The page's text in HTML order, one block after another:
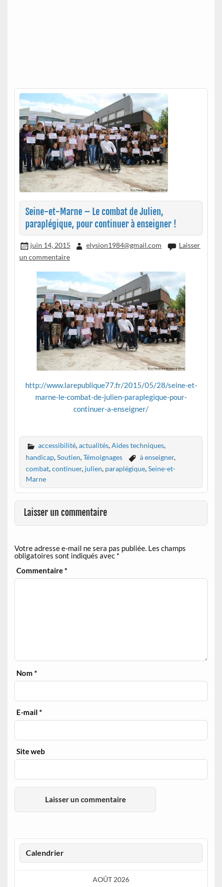
Seine-et-Marne – Le combat de Julien,
paraplégique, pour continuer à enseigner !
juin 14, 2015 elysion1984@gmail.com
Laisser
un commentaire
http://www.larepublique77.fr/2015/05/28/seine-et-
marne-le-combat-de-julien-paraplegique-pour-
continuer-a-enseigner/
accessibilité,actualités,Aides techniques,
handicap,Soutien,Témoignages à enseigner,
combat,continuer, julien, paraplégique,Seine-et-
Marne
Laisser un commentaire
Votre adresse e-mail ne sera pas publiée. Les champs
obligatoires sont indiqués avec *
Commentaire*
Nom*
E-mail*
Site web
Calendrier
AOÛT 2026